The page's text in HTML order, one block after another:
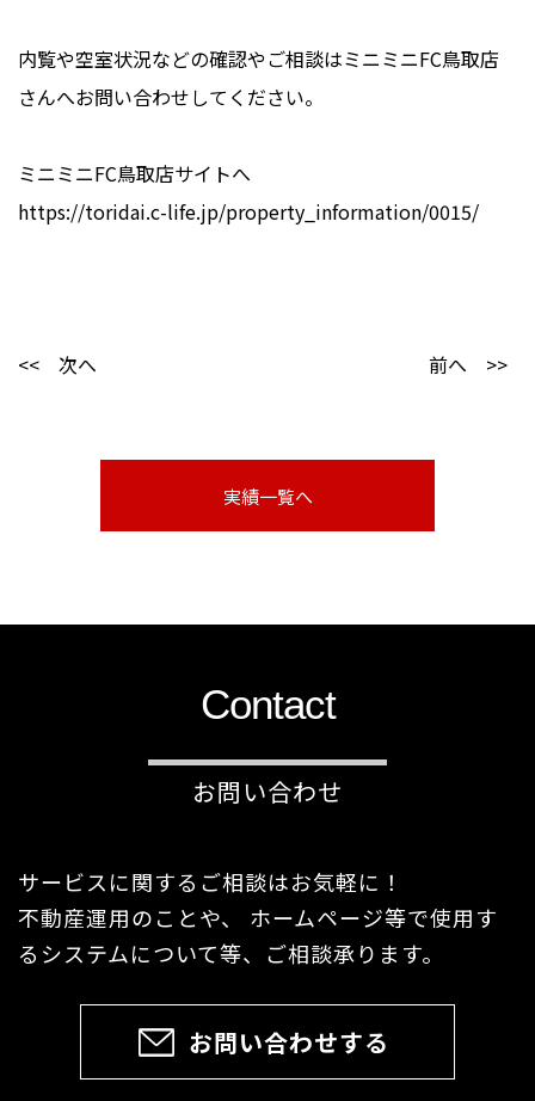
内覧や空室状況などの確認やご相談はミニミニFC鳥取店
さんへお問い合わせしてください。
ミニミニFC鳥取店サイトへ
https://toridai.c-life.jp/property_information/0015/
<< 次へ 前へ >>
実績一覧へ
Contact
お問い合わせ
サービスに関するご相談はお気軽に！
不動産運用のことや、 ホームページ等で使用す
るシステムについて等、ご相談承ります。
お問い合わせする